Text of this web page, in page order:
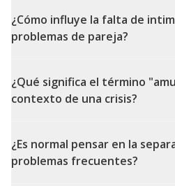
¿Cómo influye la falta de
problemas de pareja?
¿Qué significa el término
contexto de una crisis?
¿Es normal pensar en la
problemas frecuentes?